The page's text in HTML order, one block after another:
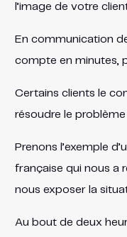
l’image de votre
En communication
compte en minutes,
Certains clients le
résoudre le
Prenons l’exemple
française qui nous a
nous exposer la
Au bout de deux